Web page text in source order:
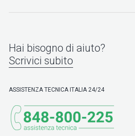
Hai bisogno di aiuto?
Scrivici subito
ASSISTENZA TECNICA ITALIA 24/24